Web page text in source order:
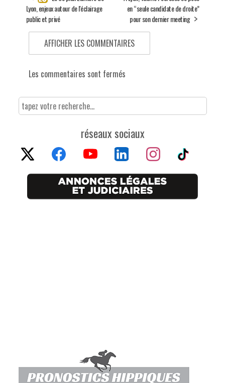
Lyon, enjeux autour de l'éclairage
public et privé
en “seule candidate de droite”
pour son dernier meeting
AFFICHER LES COMMENTAIRES
Les commentaires sont fermés
réseaux sociaux